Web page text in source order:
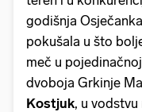
godišnja
pokušala u što
meč u
dvoboja Grkinje
Kostjuk, u